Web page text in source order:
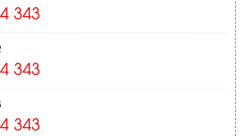
343
343
343